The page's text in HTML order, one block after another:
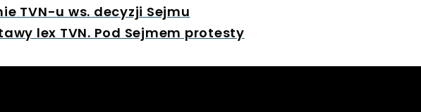
TVN-u ws. decyzji Sejmu
lex TVN. Pod Sejmem protesty